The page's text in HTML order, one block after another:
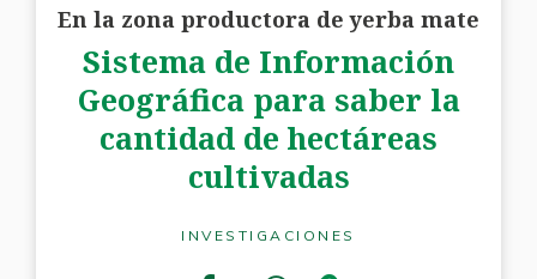
En la zona productora de yerba mate
Sistema de Información
Geográfica para saber la
cantidad de hectáreas
cultivadas
INVESTIGACIONES